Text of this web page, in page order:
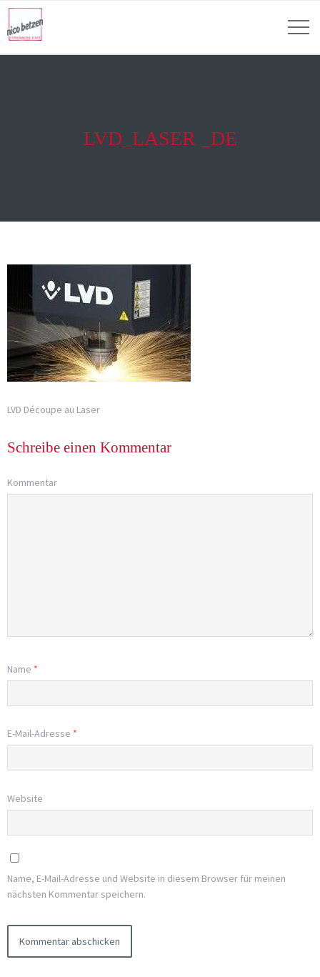
LVD_LASER _DE
LVD Découpe au Laser
Schreibe einen Kommentar
Kommentar
Name *
E-Mail-Adresse *
Website
Name, E-Mail-Adresse und Website in diesem Browser für meinen
nächsten Kommentar speichern.